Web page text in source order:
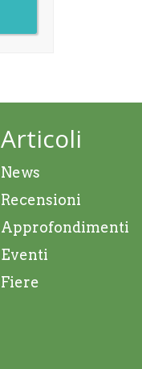
Articoli
News
Recensioni
Approfondimenti
Eventi
Fiere